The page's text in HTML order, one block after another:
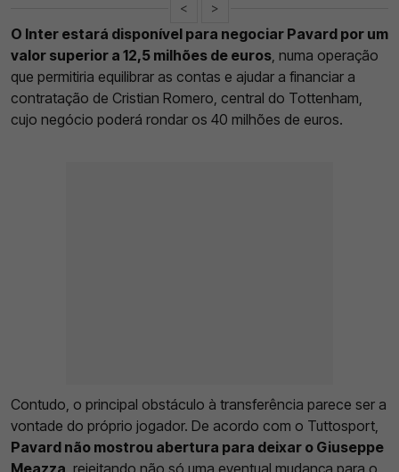
< >
O Inter estará disponível para negociar Pavard por um
valor superior a 12,5 milhões de euros, numa operação
que permitiria equilibrar as contas e ajudar a financiar a
contratação de Cristian Romero, central do Tottenham,
cujo negócio poderá rondar os 40 milhões de euros.
Contudo, o principal obstáculo à transferência parece ser a
vontade do próprio jogador. De acordo com o Tuttosport,
Pavard não mostrou abertura para deixar o Giuseppe